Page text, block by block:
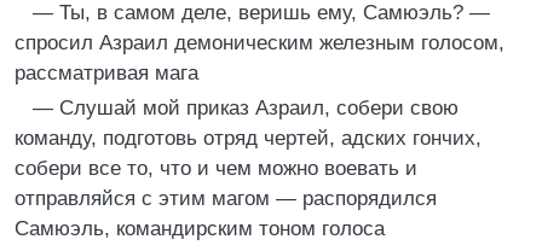
— Ты, в самом деле, веришь ему, Самюэль? —
спросил Азраил демоническим железным голосом,
рассматривая мага
— Слушай мой приказ Азраил, собери свою
команду, подготовь отряд чертей, адских гончих,
собери все то, что и чем можно воевать и
отправляйся с этим магом — распорядился
Самюэль, командирским тоном голоса